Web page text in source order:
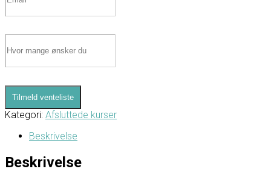
Tilmeld venteliste
Kategori: Afsluttede kurser
Beskrivelse
Beskrivelse